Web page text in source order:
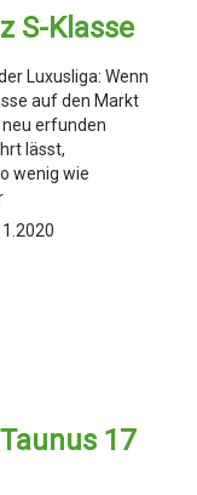
S-Klasse
Luxusliga: Wenn
auf den Markt
erfunden
lässt,
wenig wie
17